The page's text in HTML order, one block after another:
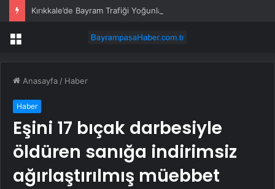
Kırıkkale’de Bayram Trafiği Yoğunlaştı
Menü
Anasayfa / Haber
Haber
Eşini 17 bıçak darbesiyle
öldüren sanığa indirimsiz
ağırlaştırılmış müebbet